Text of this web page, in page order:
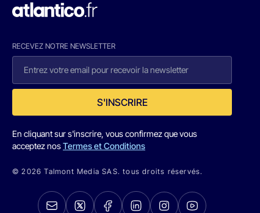
RECEVEZ NOTRE NEWSLETTER
S'INSCRIRE
En cliquant sur s'inscrire, vous confirmez que vous
acceptez nosTermes et Conditions
© 2026 Talmont Media SAS. tous droits réservés.